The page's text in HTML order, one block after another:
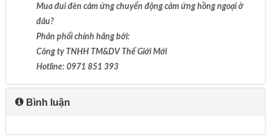
Mua đui đèn cảm ứng chuyển động cảm ứng hồng ngoại ở
đâu?
Phân phối chính hãng bởi:
Công ty TNHH TM&DV Thế Giới Mới
Hotline: 0971 851 393
Bình luận